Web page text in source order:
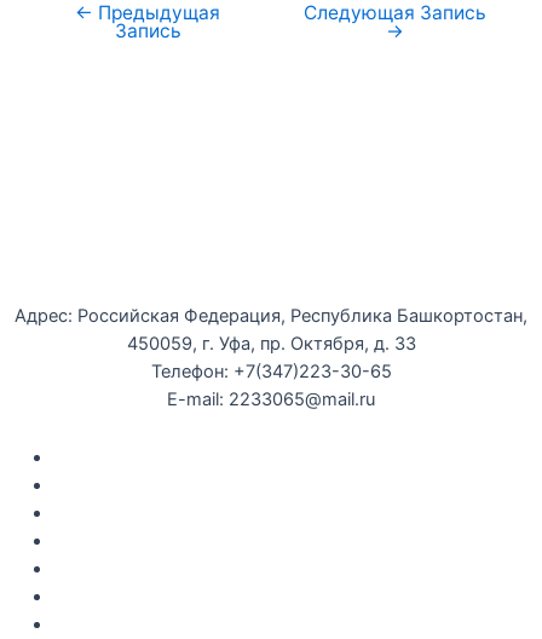
← Предыдущая
Запись
Следующая Запись
→
Адрес: Российская Федерация, Республика Башкортостан,
450059, г. Уфа, пр. Октября, д. 33
Телефон: +7(347)223-30-65
E-mail: 2233065@mail.ru